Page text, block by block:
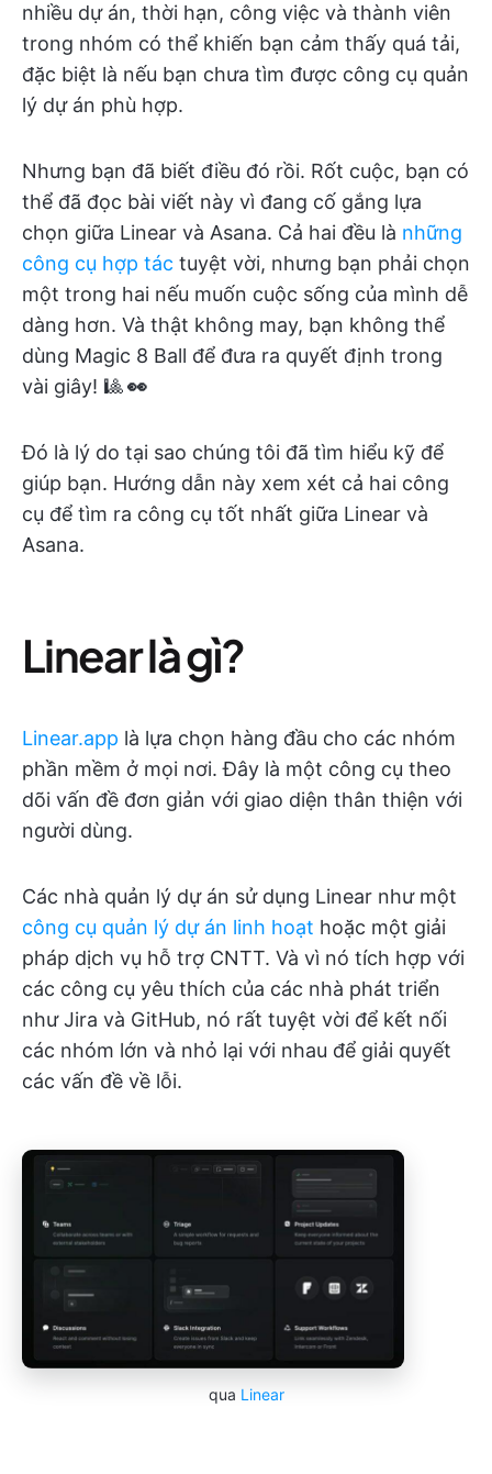
nhiều dự án, thời hạn, công việc và thành viên
trong nhóm có thể khiến bạn cảm thấy quá tải,
đặc biệt là nếu bạn chưa tìm được công cụ quản
lý dự án phù hợp.
Nhưng bạn đã biết điều đó rồi. Rốt cuộc, bạn có
thể đã đọc bài viết này vì đang cố gắng lựa
chọn giữa Linear và Asana. Cả hai đều là những
công cụ hợp tác tuyệt vời, nhưng bạn phải chọn
một trong hai nếu muốn cuộc sống của mình dễ
dàng hơn. Và thật không may, bạn không thể
dùng Magic 8 Ball để đưa ra quyết định trong
vài giây! 🎱👀
Đó là lý do tại sao chúng tôi đã tìm hiểu kỹ để
giúp bạn. Hướng dẫn này xem xét cả hai công
cụ để tìm ra công cụ tốt nhất giữa Linear và
Asana.
Linear là gì?
Linear.app là lựa chọn hàng đầu cho các nhóm
phần mềm ở mọi nơi. Đây là một công cụ theo
dõi vấn đề đơn giản với giao diện thân thiện với
người dùng.
Các nhà quản lý dự án sử dụng Linear như một
công cụ quản lý dự án linh hoạt hoặc một giải
pháp dịch vụ hỗ trợ CNTT. Và vì nó tích hợp với
các công cụ yêu thích của các nhà phát triển
như Jira và GitHub, nó rất tuyệt vời để kết nối
các nhóm lớn và nhỏ lại với nhau để giải quyết
các vấn đề về lỗi.
qua Linear